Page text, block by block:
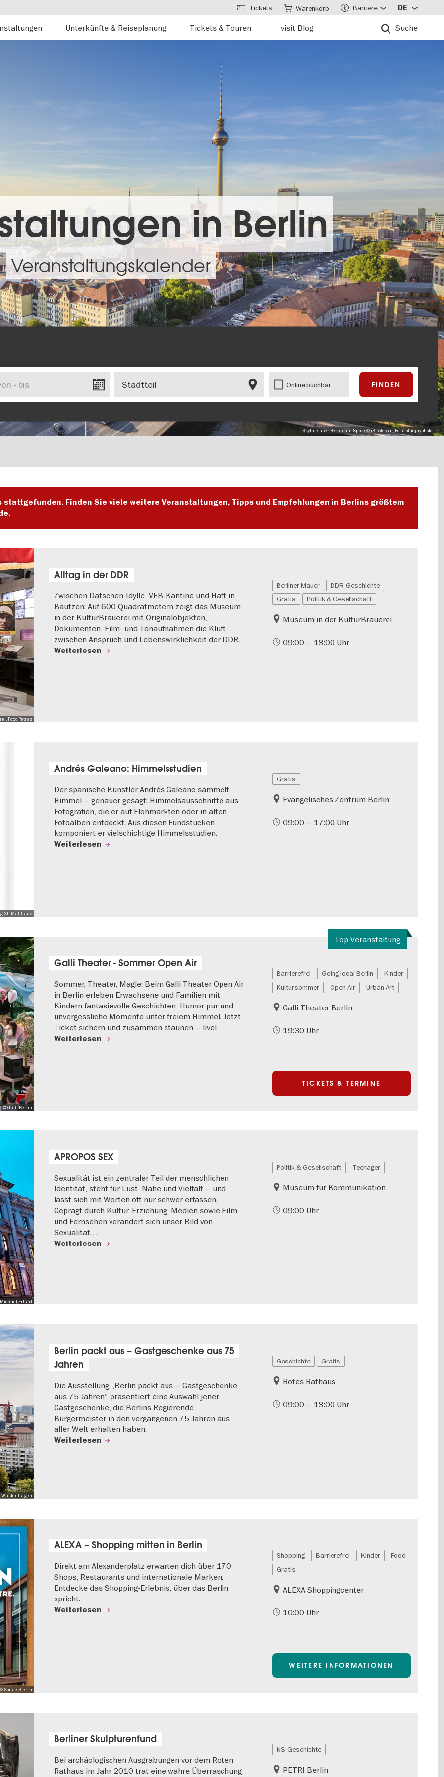
Unterkünfte & Reiseplanung Tickets & Touren visit Blog Suche
Tickets Warenkorb Barriere DE
in Berlin
Veranstaltungskalender
Skyline über Berlin mit Spree © iStock.com, Foto: bluejayphoto
Online buchbar
Finden Sie viele weitere Veranstaltungen, Tipps und Empfehlungen in Berlins größtem
Foto: Petras
Alltag in der DDR
Zwischen Datschen-Idylle, VEB-Kantine und Haft in
Bautzen: Auf 600 Quadratmetern zeigt das Museum
in der KulturBrauerei mit Originalobjekten,
Dokumenten, Film- und Tonaufnahmen die Kluft
zwischen Anspruch und Lebenswirklichkeit der DDR.
Weiterlesen
Berliner Mauer
DDR-Geschichte
Gratis
Politik & Gesellschaft
Museum in der KulturBrauerei
09:00 – 18:00 Uhr
St. Matthäus
Andrés Galeano: Himmelsstudien
Der spanische Künstler Andrés Galeano sammelt
Himmel – genauer gesagt: Himmelsausschnitte aus
Fotografien, die er auf Flohmärkten oder in alten
Fotoalben entdeckt. Aus diesen Fundstücken
komponiert er vielschichtige Himmelsstudien.
Weiterlesen
Gratis
Evangelisches Zentrum Berlin
09:00 – 17:00 Uhr
Top-Veranstaltung
© Galli Berlin
Galli Theater - Sommer Open Air
Sommer, Theater, Magie: Beim Galli Theater Open Air
in Berlin erleben Erwachsene und Familien mit
Kindern fantasievolle Geschichten, Humor pur und
unvergessliche Momente unter freiem Himmel. Jetzt
Ticket sichern und zusammen staunen – live!
Weiterlesen
Barrierefrei Going local Berlin
Kinder
Kultursommer
Open Air Urban Art
Galli Theater Berlin
19:30 Uhr
TICKETS & TERMINE
Erhart
APROPOS SEX
Sexualität ist ein zentraler Teil der menschlichen
Identität, steht für Lust, Nähe und Vielfalt – und
lässt sich mit Worten oft nur schwer erfassen.
Geprägt durch Kultur, Erziehung, Medien sowie Film
und Fernsehen verändert sich unser Bild von
Sexualität…
Weiterlesen
Politik & Gesellschaft Teenager
Museum für Kommunikation
09:00 Uhr
Wüstenhagen
Berlin packt aus – Gastgeschenke aus 75
Jahren
Die Ausstellung „Berlin packt aus – Gastgeschenke
aus 75 Jahren“ präsentiert eine Auswahl jener
Gastgeschenke, die Berlins Regierende
Bürgermeister in den vergangenen 75 Jahren aus
aller Welt erhalten haben.
Weiterlesen
Geschichte Gratis
Rotes Rathaus
09:00 – 18:00 Uhr
© Sonae Sierra
ALEXA – Shopping mitten in Berlin
Direkt am Alexanderplatz erwarten dich über 170
Shops, Restaurants und internationale Marken.
Entdecke das Shopping-Erlebnis, über das Berlin
spricht.
Weiterlesen
Shopping Barrierefrei Kinder
Food
Gratis
ALEXA Shoppingcenter
10:00 Uhr
WEITERE INFORMATIONEN
Berliner Skulpturenfund
Bei archäologischen Ausgrabungen vor dem Roten
Rathaus im Jahr 2010 trat eine wahre Überraschung
NS-Geschichte
PETRI Berlin